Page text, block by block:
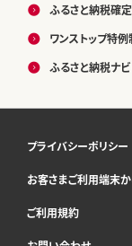
ふるさと納税確
ワンストップ特
ふるさと納税ナビ
プライバシーポリシー
お客さまご利用端末
ご利用規約